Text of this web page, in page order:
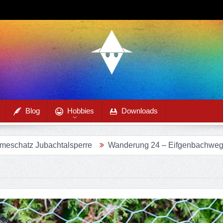
Blog Hobbies Downloads
Wanderung 24 – Eifgenbachweg im